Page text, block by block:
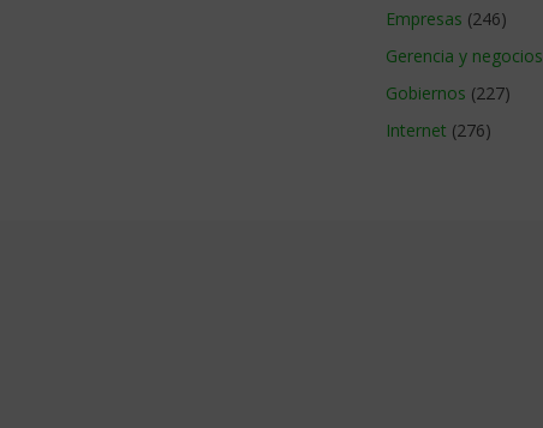
Empresas (246)
Gerencia y negocios
Gobiernos (227)
Internet (276)